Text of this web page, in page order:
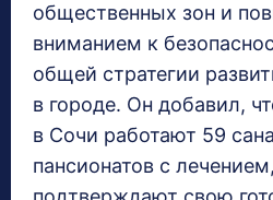
общественных зон и
вниманием к
общей стратегии
в городе. Он добавил,
в Сочи работают 59
пансионатов с